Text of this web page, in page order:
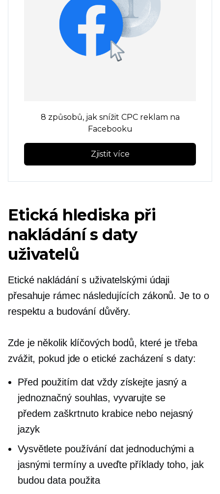
8 způsobů, jak snížit CPC reklam na
Facebooku
Zjistit více
Etická hlediska při
nakládání s daty
uživatelů
Etické nakládání s uživatelskými údaji
přesahuje rámec následujících zákonů. Je to o
respektu a budování důvěry.
Zde je několik klíčových bodů, které je třeba
zvážit, pokud jde o etické zacházení s daty:
Před použitím dat vždy získejte jasný a
jednoznačný souhlas, vyvarujte se
předem zaškrtnuto krabice nebo nejasný
jazyk
Vysvětlete používání dat jednoduchými a
jasnými termíny a uveďte příklady toho, jak
budou data použita